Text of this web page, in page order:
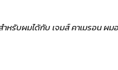
หรับผมได้กับ เจมส์ คาเมรอน ผม